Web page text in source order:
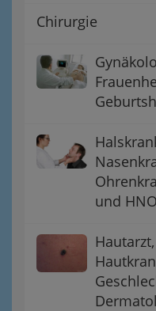
Chirurgie
und